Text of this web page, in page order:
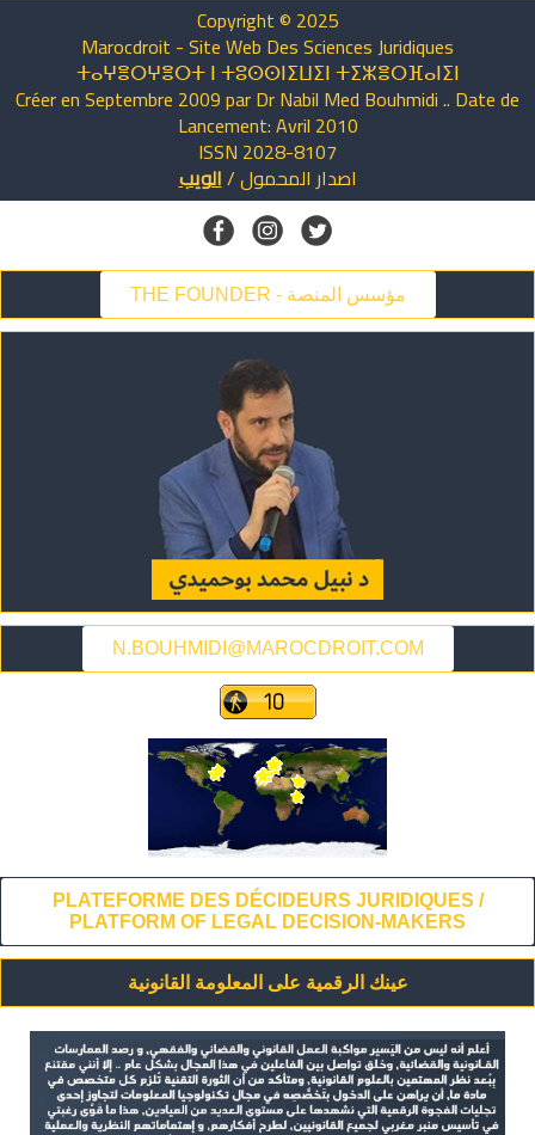
Copyright © 2025
Marocdroit - Site Web Des Sciences Juridiques
ⵜⴰⵖⴻⵔⵖⴻⵔⵜ ⵏ ⵜⵓⵙⵙⵏⵉⵡⵉⵏ ⵜⵉⵣⴻⵔⴼⴰⵏⵉⵏ
Créer en Septembre 2009 par Dr Nabil Med Bouhmidi .. Date de
Lancement: Avril 2010
ISSN 2028-8107
اصدار المحمول/الويب
THE FOUNDER - مؤسس المنصة
N.BOUHMIDI@MAROCDROIT.COM
PLATEFORME DES DÉCIDEURS JURIDIQUES /
PLATFORM OF LEGAL DECISION-MAKERS
عينك الرقمية على المعلومة القانونية